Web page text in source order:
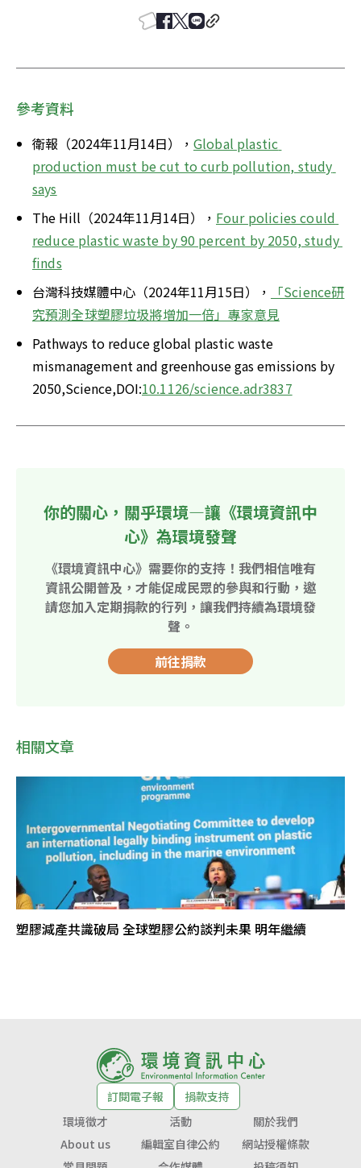
參考資料
衛報（2024年11月14日）， Global plastic
production must be cut to curb pollution, study
says
The Hill（2024年11月14日）， Four policies could
reduce plastic waste by 90 percent by 2050, study
finds
台灣科技媒體中心（2024年11月15日），
「Science研
究預測全球塑膠垃圾將增加一倍」專家意見
Pathways to reduce global plastic waste
mismanagement and greenhouse gas emissions by
2050,Science,DOI:10.1126/science.adr3837
你的關心，關乎環境—讓《環境資訊中
心》為環境發聲
《環境資訊中心》需要你的支持！我們相信唯有
資訊公開普及，才能促成民眾的參與和行動，邀
請您加入定期捐款的行列，讓我們持續為環境發
聲。
前往捐款
相關文章
塑膠減產共識破局 全球塑膠公約談判未果 明年繼續
訂閱電子報
捐款支持
環境徵才
活動
關於我們
About us
編輯室自律公約
網站授權條款